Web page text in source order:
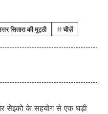
सितारा की मुट्ठी चीज़ें
सेइको के सहयोग से एक घड़ी